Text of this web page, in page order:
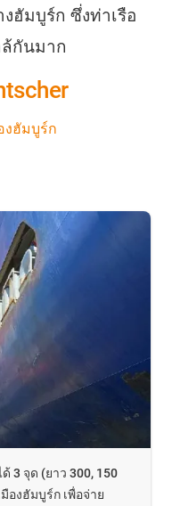
ฮัมบูร์ก ซึ่งท่าเรือ
ล้กันมาก
งฮัมบูร์ก
3 จุด (ยาว 300, 150
องฮัมบูร์ก เพื่อจ่าย